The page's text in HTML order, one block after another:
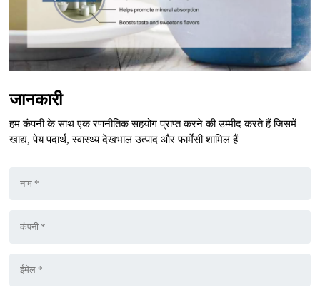
जानकारी
हम कंपनी के साथ एक रणनीतिक सहयोग प्राप्त करने की उम्मीद करते हैं जिसमें
खाद्य, पेय पदार्थ, स्वास्थ्य देखभाल उत्पाद और फार्मेसी शामिल हैं